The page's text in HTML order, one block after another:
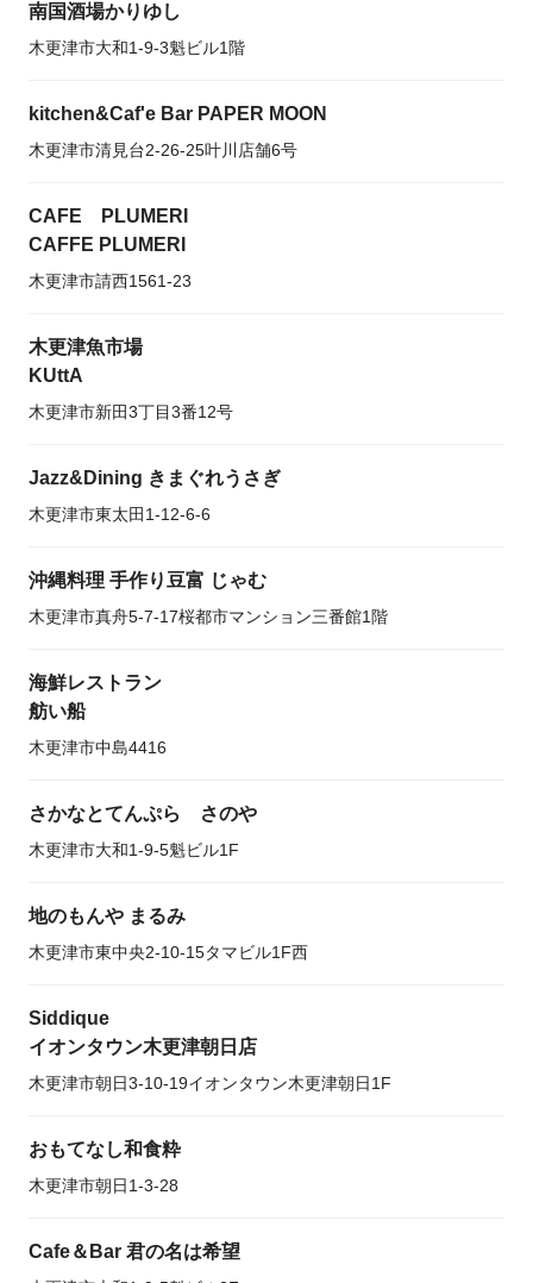
南国酒場かりゆし
木更津市大和1-9-3魁ビル1階
kitchen&Caf'e Bar PAPER MOON
木更津市清見台2-26-25叶川店舗6号
CAFE PLUMERI
CAFFE PLUMERI
木更津市請西1561-23
木更津魚市場
KUttA
木更津市新田3丁目3番12号
Jazz&Dining きまぐれうさぎ
木更津市東太田1-12-6-6
沖縄料理 手作り豆富 じゃむ
木更津市真舟5-7-17桜都市マンション三番館1階
海鮮レストラン
舫い船
木更津市中島4416
さかなとてんぷら さのや
木更津市大和1-9-5魁ビル1F
地のもんや まるみ
木更津市東中央2-10-15タマビル1F西
Siddique
イオンタウン木更津朝日店
木更津市朝日3-10-19イオンタウン木更津朝日1F
おもてなし和食粋
木更津市朝日1-3-28
Cafe＆Bar 君の名は希望